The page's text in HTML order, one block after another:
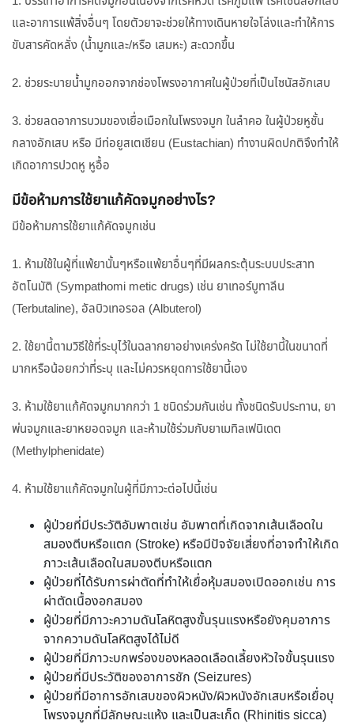
และอาการแพ้สิ่งอื่นๆ โดยตัวยาจะช่วยให้ทางเดินหายใจโล่งและทำให้การ
ขับสารคัดหลั่ง (น้ำมูกและ/หรือ เสมหะ) สะดวกขึ้น
2. ช่วยระบายน้ำมูกออกจากช่องโพรงอากาศในผู้ป่วยที่เป็นไซนัสอักเสบ
3. ช่วยลดอาการบวมของเยื่อเมือกในโพรงจมูก ในลำคอ ในผู้ป่วยหูชั้น
กลางอักเสบ หรือ มีท่อยูสเตเชียน (Eustachian) ทำงานผิดปกติจึงทำให้
เกิดอาการปวดหู หูอื้อ
มีข้อห้ามการใช้ยาแก้คัดจมูกอย่างไร?
มีข้อห้ามการใช้ยาแก้คัดจมูกเช่น
1. ห้ามใช้ในผู้ที่แพ้ยานั้นๆหรือแพ้ยาอื่นๆที่มีผลกระตุ้นระบบประสาท
อัตโนมัติ (Sympathomi metic drugs) เช่น ยาเทอร์บูทาลีน
(Terbutaline), อัลบิวเทอรอล (Albuterol)
2. ใช้ยานี้ตามวิธีใช้ที่ระบุไว้ในฉลากยาอย่างเคร่งครัด ไม่ใช้ยานี้ในขนาดที่
มากหรือน้อยกว่าที่ระบุ และไม่ควรหยุดการใช้ยานี้เอง
3. ห้ามใช้ยาแก้คัดจมูกมากกว่า 1 ชนิดร่วมกันเช่น ทั้งชนิดรับประทาน, ยา
พ่นจมูกและยาหยอดจมูก และห้ามใช้ร่วมกับยาเมทิลเฟนิเดต
(Methylphenidate)
4. ห้ามใช้ยาแก้คัดจมูกในผู้ที่มีภาวะต่อไปนี้เช่น
ผู้ป่วยที่มีประวัติอัมพาตเช่น อัมพาตที่เกิดจากเส้นเลือดใน
สมองตีบหรือแตก (Stroke) หรือมีปัจจัยเสี่ยงที่อาจทำให้เกิด
ภาวะเส้นเลือดในสมองตีบหรือแตก
ผู้ป่วยที่ได้รับการผ่าตัดที่ทำให้เยื่อหุ้มสมองเปิดออกเช่น การ
ผ่าตัดเนื้องอกสมอง
ผู้ป่วยที่มีภาวะความดันโลหิตสูงขั้นรุนแรงหรือยังคุมอาการ
จากความดันโลหิตสูงได้ไม่ดี
ผู้ป่วยที่มีภาวะบกพร่องของหลอดเลือดเลี้ยงหัวใจขั้นรุนแรง
ผู้ป่วยที่มีประวัติของอาการชัก (Seizures)
ผู้ป่วยที่มีอาการอักเสบของผิวหนัง/ผิวหนังอักเสบหรือเยื่อบุ
โพรงจมูกที่มีลักษณะแห้ง และเป็นสะเก็ด (Rhinitis sicca)